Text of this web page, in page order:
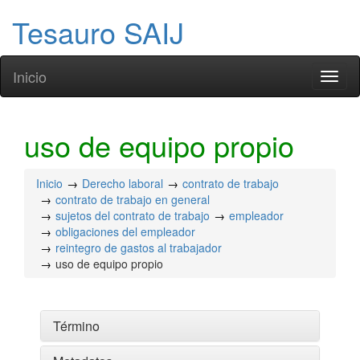
Tesauro SAIJ
Inicio
uso de equipo propio
Inicio Derecho laboral
contrato de trabajo
contrato de trabajo en general
sujetos del contrato de trabajo
empleador
obligaciones del empleador
reintegro de gastos al trabajador
uso de equipo propio
Término